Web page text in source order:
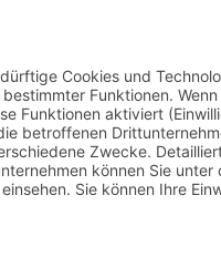
Pinterest